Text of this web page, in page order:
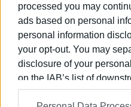
processed you may
ads based on personal
personal information
your opt-out. You may
disclosure of your
on the IAB’s list of
information may also be